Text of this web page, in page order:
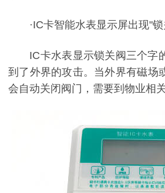
·IC卡智能水表显示屏出现"
IC卡水表显示锁关阀三个字
到了外界的攻击。当外界有磁场
会自动关闭阀门，需要到物业相